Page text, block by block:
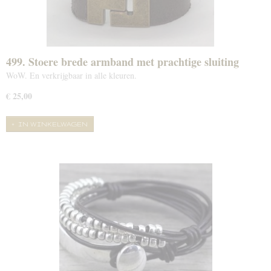
499. Stoere brede armband met prachtige sluiting
WoW. En verkrijgbaar in alle kleuren.
€ 25,00
IN WINKELWAGEN